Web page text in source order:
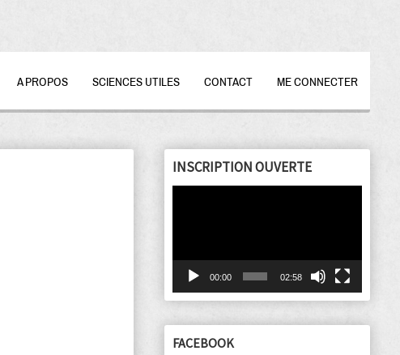
A PROPOS SCIENCES UTILES CONTACT ME CONNECTER
INSCRIPTION OUVERTE
00:00 02:58
FACEBOOK